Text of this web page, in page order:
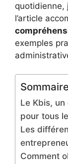
quotidienne,
l’article
exemples
Sommaire
Le Kbis,
pour tous
Les
Comment